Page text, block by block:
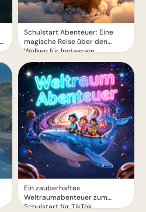
Schulstart Abenteuer: Eine
magische Reise über den
Wolken für Instagram
Ein zauberhaftes
Weltraumabenteuer zum
Schulstart für TikTok